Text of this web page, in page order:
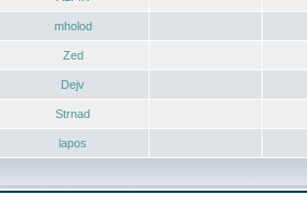
mholod
Zed
Dejv
Strnad
lapos